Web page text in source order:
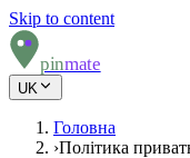
Skip to content
pinmate
UK
Головна
›Політика